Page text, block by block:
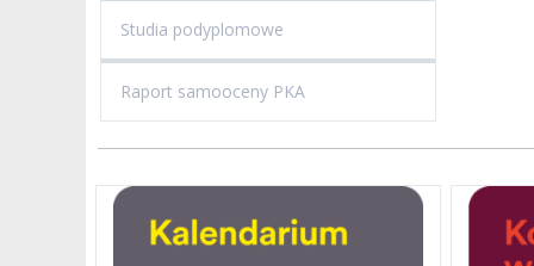
Studia podyplomowe
Raport samooceny PKA